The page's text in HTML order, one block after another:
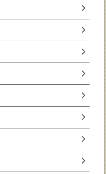
chevron_right
chevron_right
chevron_right
chevron_right
chevron_right
chevron_right
chevron_right
chevron_right